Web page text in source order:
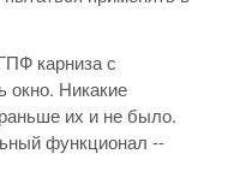
карниза с
окно. Никакие
их и не было.
функционал --